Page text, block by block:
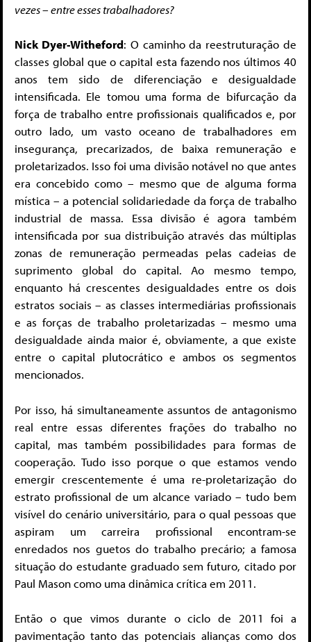
vezes – entre esses trabalhadores?
Nick Dyer-Witheford: O caminho da reestruturação de
classes global que o capital esta fazendo nos últimos 40
anos tem sido de diferenciação e desigualdade
intensificada. Ele tomou uma forma de bifurcação da
força de trabalho entre profissionais qualificados e, por
outro lado, um vasto oceano de trabalhadores em
insegurança, precarizados, de baixa remuneração e
proletarizados. Isso foi uma divisão notável no que antes
era concebido como – mesmo que de alguma forma
mística – a potencial solidariedade da força de trabalho
industrial de massa. Essa divisão é agora também
intensificada por sua distribuição através das múltiplas
zonas de remuneração permeadas pelas cadeias de
suprimento global do capital. Ao mesmo tempo,
enquanto há crescentes desigualdades entre os dois
estratos sociais – as classes intermediárias profissionais
e as forças de trabalho proletarizadas – mesmo uma
desigualdade ainda maior é, obviamente, a que existe
entre o capital plutocrático e ambos os segmentos
mencionados.
Por isso, há simultaneamente assuntos de antagonismo
real entre essas diferentes frações do trabalho no
capital, mas também possibilidades para formas de
cooperação. Tudo isso porque o que estamos vendo
emergir crescentemente é uma re-proletarização do
estrato profissional de um alcance variado – tudo bem
visível do cenário universitário, para o qual pessoas que
aspiram um carreira profissional encontram-se
enredados nos guetos do trabalho precário; a famosa
situação do estudante graduado sem futuro, citado por
Paul Mason como uma dinâmica crítica em 2011.
Então o que vimos durante o ciclo de 2011 foi a
pavimentação tanto das potenciais alianças como dos